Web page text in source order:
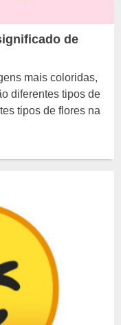
de
mais coloridas,
diferentes tipos de
tipos de flores na